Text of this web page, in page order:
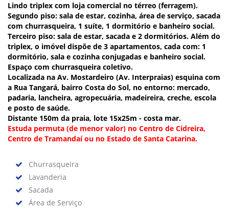
Lindo triplex com loja comercial no térreo (ferragem).
Segundo piso: sala de estar, cozinha, área de serviço, sacada
com churrasqueira, 1 suíte, 1 dormitório e banheiro social.
Terceiro piso: sala de estar, sacada e 2 dormitórios. Além do
triplex, o imóvel dispõe de 3 apartamentos, cada com: 1
dormitório, sala e cozinha conjugadas e banheiro social.
Espaço com churrasqueira coletivo.
Localizada na Av. Mostardeiro (Av. Interpraias) esquina com
a Rua Tangará, bairro Costa do Sol, no entorno: mercado,
padaria, lancheira, agropecuária, madeireira, creche, escola
e posto de saúde.
Distante 150m da praia, lote 15x25m - costa mar.
Estuda permuta (de menor valor) no Centro de Cidreira,
Centro de Tramandaí ou no Estado de Santa Catarina.
Churrasqueira
Lavanderia
Sacada
Área de Serviço